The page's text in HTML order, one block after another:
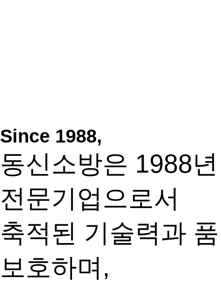
Since 1988,
동신소방은 1988
전문기업으로서
축적된 기술력과
보호하며,